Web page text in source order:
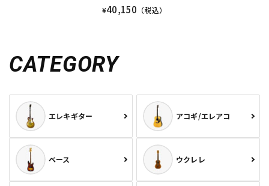
¥40,150 （税込）
CATEGORY
エレキギター アコギ/エレアコ
ベース ウクレレ